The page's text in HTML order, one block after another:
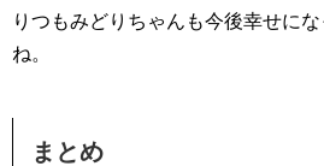
りつもみどりちゃんも今後幸せに
ね。
まとめ